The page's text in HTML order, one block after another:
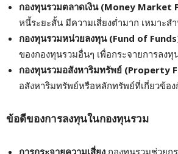
กองทุนรวมตลาดเงิน (Money Market
หนี้ระยะสั้น มีความเสี่ยงต่ำมาก เหมาะส
กองทุนรวมหน่วยลงทุน (Fund of
ของกองทุนรวมอื่นๆ เพื่อกระจายการลงทุ
กองทุนรวมอสังหาริมทรัพย์ (Property
อสังหาริมทรัพย์หรือหลักทรัพย์ที่เกี่ยวข้อ
ข้อดีของการลงทุนในกองทุนรวม